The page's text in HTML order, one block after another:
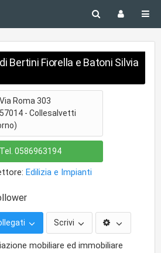
Bertini Fiorella e Batoni Silvia
Via Roma 303
57014 - Collesalvetti
Tel. 0586963194
Edilizia e Impianti
Scrivi
mobiliare ed immobiliare